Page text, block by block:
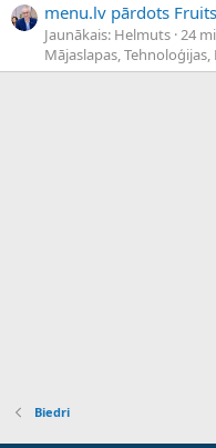
menu.lv pārdots
Jaunākais: Helmuts 24
Mājaslapas,
Biedri